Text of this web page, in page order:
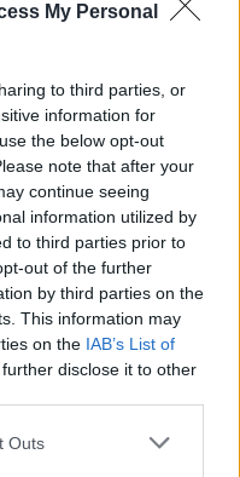
My Personal
to third parties, or
information for
the below opt-out
note that after your
continue seeing
information utilized by
to third parties prior to
out of the further
by third parties on the
This information may
on the IAB’s List of
disclose it to other
one or more Google
Outs
az egészségedet